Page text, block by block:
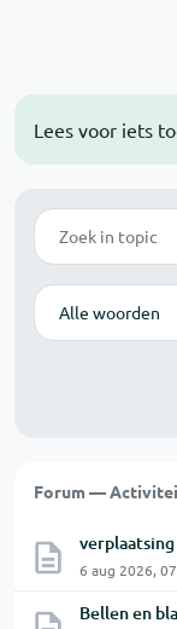
Lees voor iets
Zoek
Modus
Forum —
6 aug 2026,
Bellen en